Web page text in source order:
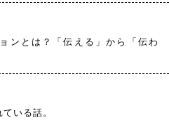
ンとは？「伝える」から「伝わ
いる話。